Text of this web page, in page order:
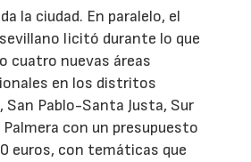
la ciudad. En paralelo, el
licitó durante lo que
cuatro nuevas áreas
en los distritos
San Pablo-Santa Justa, Sur
con un presupuesto
euros, con temáticas que